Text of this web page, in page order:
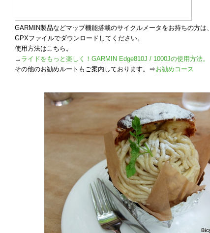
GARMIN製品などマップ機能搭載のサイクルメータをお持ちの方は、
GPXファイルでダウンロードしてください。
使用方法はこちら。
→ ライドをもっと楽しく！GARMIN Edge810J / 1000Jの使用方法。
その他のお勧めルートもご案内しております。⇒お勧めコース